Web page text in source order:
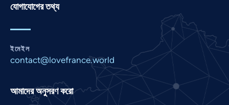
যোগাযোগের তথ্য
ইমেইল
contact@lovefrance.world
আমাদের অনুসরণ করো
Kannada
Khmer
Malay
Marathi
Nepali